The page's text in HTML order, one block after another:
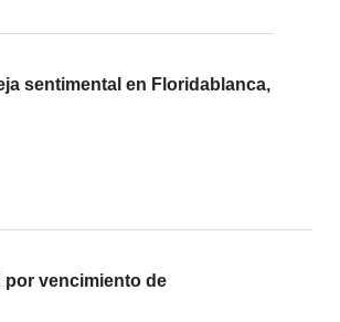
sentimental en Floridablanca,
por vencimiento de